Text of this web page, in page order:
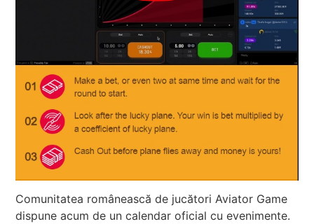
Comunitatea românească de jucători Aviator Game
dispune acum de un calendar oficial cu evenimente.